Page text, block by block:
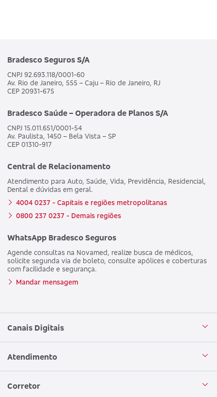
Bradesco Seguros S/A
CNPJ 92.693.118/0001-60
Av. Rio de Janeiro, 555 – Caju – Rio de Janeiro, RJ
CEP 20931-675
Bradesco Saúde – Operadora de Planos S/A
CNPJ 15.011.651/0001-54
Av. Paulista, 1450 – Bela Vista – SP
CEP 01310-917
Central de Relacionamento
Atendimento para Auto, Saúde, Vida, Previdência, Residencial,
Dental e dúvidas em geral.
4004 0237 - Capitais e regiões metropolitanas
0800 237 0237 - Demais regiões
WhatsApp Bradesco Seguros
Agende consultas na Novamed, realize busca de médicos,
solicite segunda via de boleto, consulte apólices e coberturas
com facilidade e segurança.
Mandar mensagem
Canais Digitais
Aplicativo Bradesco Seguros
Atendimento
Central de Atendimento
Corretor